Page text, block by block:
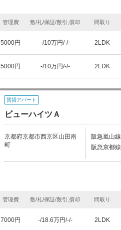
管理費 敷/礼/保証/敷引,償却 間取り
5000円 -/10万円/-/- 2LDK
5000円 -/10万円/-/- 2LDK
賃貸アパート
ビューハイツＡ
京都府京都市西京区山田南
町
阪急嵐山
阪急京都
管理費 敷/礼/保証/敷引,償却 間取り
7000円 -/18.6万円/-/- 2LDK